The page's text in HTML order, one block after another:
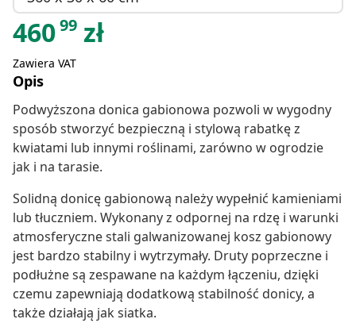
46099 zł
Zawiera VAT
Opis
Podwyższona donica gabionowa pozwoli w wygodny
sposób stworzyć bezpieczną i stylową rabatkę z
kwiatami lub innymi roślinami, zarówno w ogrodzie
jak i na tarasie.
Solidną donicę gabionową należy wypełnić kamieniami
lub tłuczniem. Wykonany z odpornej na rdzę i warunki
atmosferyczne stali galwanizowanej kosz gabionowy
jest bardzo stabilny i wytrzymały. Druty poprzeczne i
podłużne są zespawane na każdym łączeniu, dzięki
czemu zapewniają dodatkową stabilność donicy, a
także działają jak siatka.